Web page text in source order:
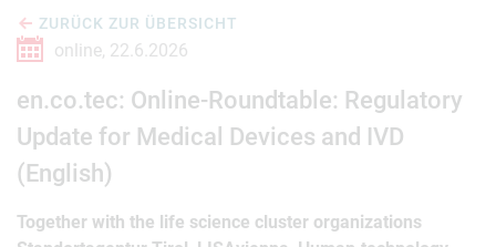
ZURÜCK ZUR ÜBERSICHT
online, 22.6.2026
en.co.tec: Online-Roundtable: Regulatory
Update for Medical Devices and IVD
(English)
Together with the life science cluster organizations